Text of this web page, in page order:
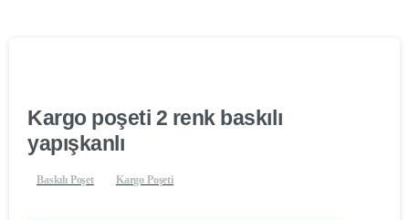
Kargo poşeti 2 renk baskılı
yapışkanlı
Baskılı Poşet Kargo Poşeti